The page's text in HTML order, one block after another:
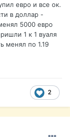
евро и все ок.
в доллар -
5000 евро
1 к 1 вуаля
менял по 1.19
2